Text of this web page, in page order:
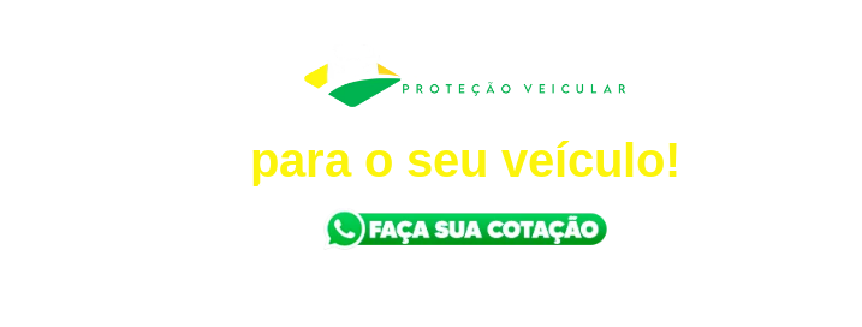
Proteção completa
para o seu veículo!
Carros • Motos • Caminhões até 7 Ton.